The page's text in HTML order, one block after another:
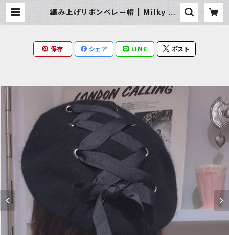
編み上げリボンベレー帽 | Milky Ra
保存 シェア LINE ポスト